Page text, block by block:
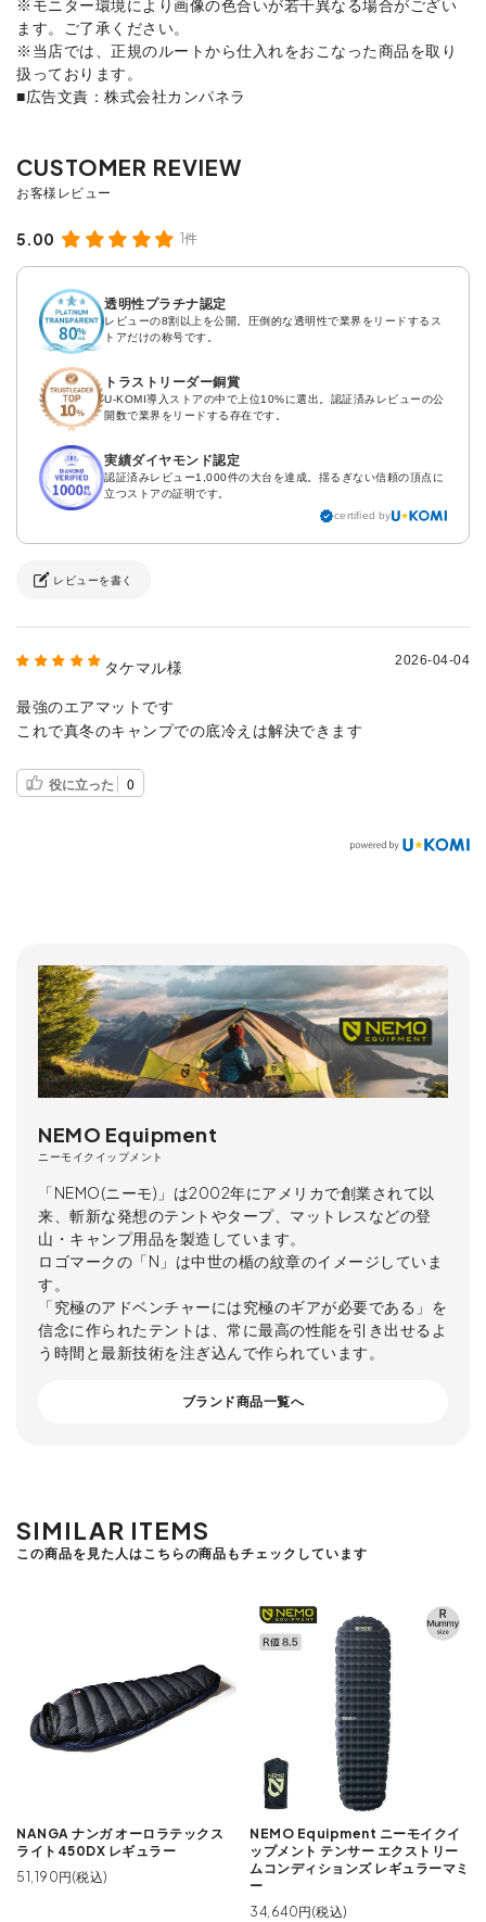
※モニター環境により画像の色合いが若干異なる場合がござい
ます。ご了承ください。
※当店では、正規のルートから仕入れをおこなった商品を取り
扱っております。
■広告文責：株式会社カンパネラ
5.00 1件
透明性プラチナ認定
レビューの8割以上を公開。圧倒的な透明性で業界をリードするス
トアだけの称号です。
トラストリーダー銅賞
U-KOMI導入ストアの中で上位10%に選出。認証済みレビューの公
開数で業界をリードする存在です。
実績ダイヤモンド認定
認証済みレビュー1,000件の大台を達成。揺るぎない信頼の頂点に
立つストアの証明です。
certified by
レビューを書く
タケマル様 2026-04-04
最強のエアマットです
これで真冬のキャンプでの底冷えは解決できます
役に立った 0
NEMO Equipment
ニーモイクイップメント
「NEMO(ニーモ)」は2002年にアメリカで創業されて以
来、斬新な発想のテントやタープ、マットレスなどの登
山・キャンプ用品を製造しています。
ロゴマークの「N」は中世の楯の紋章のイメージしていま
す。
「究極のアドベンチャーには究極のギアが必要である」を
信念に作られたテントは、常に最高の性能を引き出せるよ
う時間と最新技術を注ぎ込んで作られています。
ブランド商品一覧へ
SIMILAR ITEMS
この商品を見た人はこちらの商品もチェックしています
NANGA ナンガ オーロラテックス
ライト450DX レギュラー
51,190円(税込)
NEMO Equipment ニーモイクイ
ップメント テンサー エクストリー
ムコンディションズ レギュラーマミ
ー
34,640円(税込)